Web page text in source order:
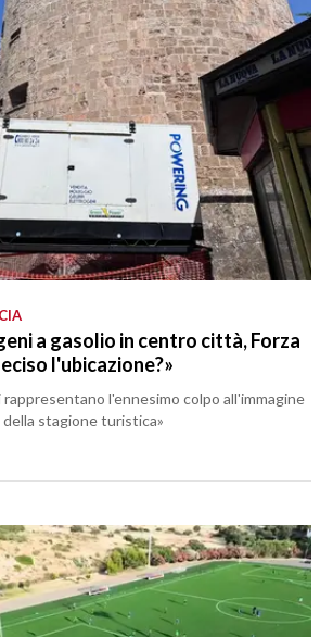
a gasolio in centro città, Forza
l'ubicazione?»
l'ennesimo colpo all'immagine
stagione turistica»